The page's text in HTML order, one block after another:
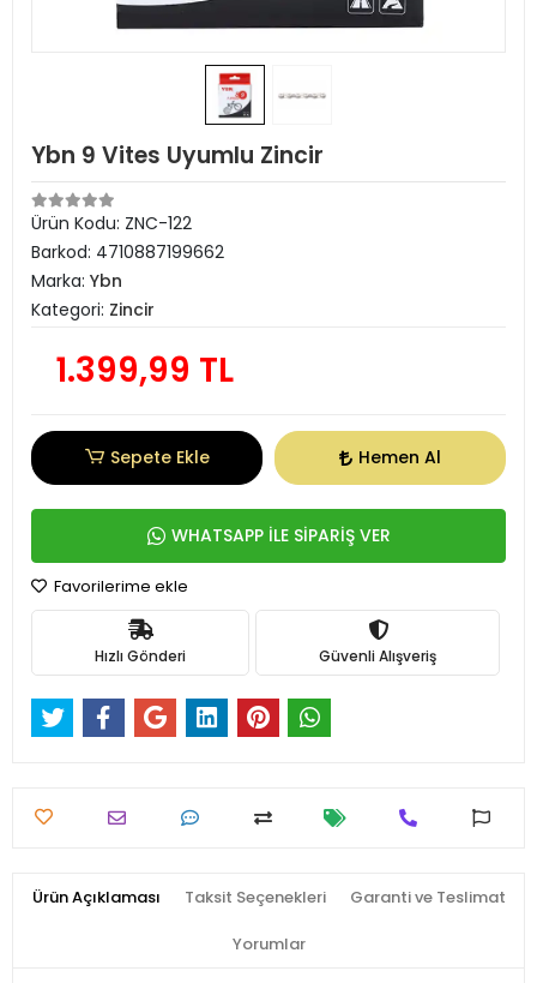
Ybn 9 Vites Uyumlu Zincir
Ürün Kodu: ZNC-122
Barkod: 4710887199662
Marka: Ybn
Kategori: Zincir
1.399,99 TL
Sepete Ekle Hemen Al
WHATSAPP İLE SİPARİŞ VER
Favorilerime ekle
Hızlı Gönderi Güvenli Alışveriş
Ürün Açıklaması Taksit Seçenekleri Garanti ve Teslimat
Yorumlar